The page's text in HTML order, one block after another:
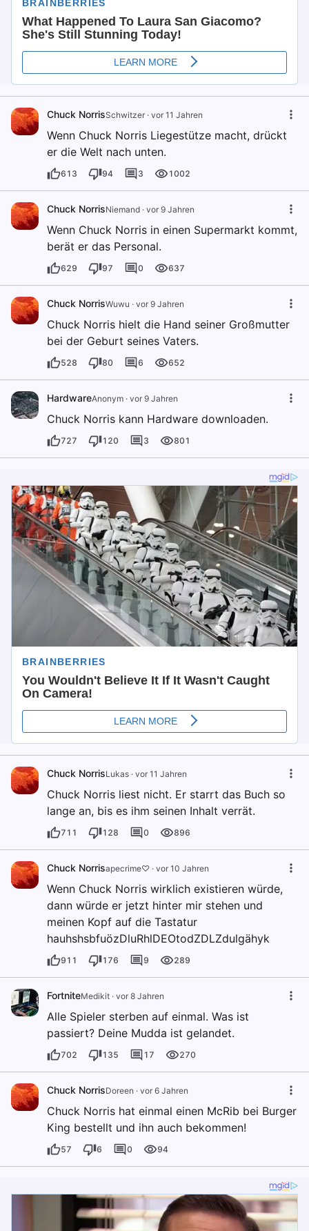
Chuck NorrisSchwitzer · vor 11 Jahren
Wenn Chuck Norris Liegestütze macht, drückt
er die Welt nach unten.
613 94 3 1002
Chuck NorrisNiemand · vor 9 Jahren
Wenn Chuck Norris in einen Supermarkt kommt,
berät er das Personal.
629 97 0 637
Chuck NorrisWuwu · vor 9 Jahren
Chuck Norris hielt die Hand seiner Großmutter
bei der Geburt seines Vaters.
528 80 6 652
HardwareAnonym · vor 9 Jahren
Chuck Norris kann Hardware downloaden.
727 120 3 801
Chuck NorrisLukas · vor 11 Jahren
Chuck Norris liest nicht. Er starrt das Buch so
lange an, bis es ihm seinen Inhalt verrät.
711 128 0 896
Chuck Norrisapecrime♡ · vor 10 Jahren
Wenn Chuck Norris wirklich existieren würde,
dann würde er jetzt hinter mir stehen und
meinen Kopf auf die Tastatur
hauhshsbfuözDluRhlDEOtodZDLZdulgähyk
911 176 9 289
FortniteMedikit · vor 8 Jahren
Alle Spieler sterben auf einmal. Was ist
passiert? Deine Mudda ist gelandet.
702 135 17 270
Chuck NorrisDoreen · vor 6 Jahren
Chuck Norris hat einmal einen McRib bei Burger
King bestellt und ihn auch bekommen!
57 6 0 94